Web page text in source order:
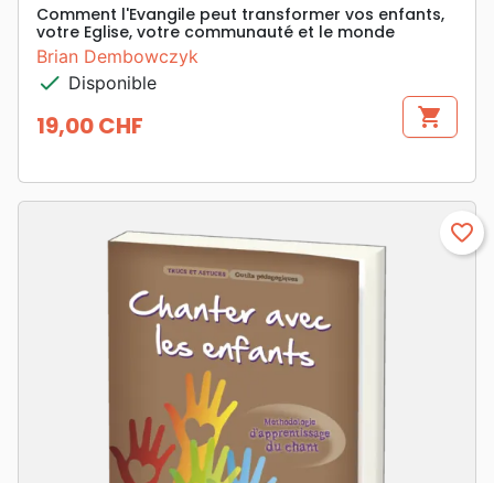
Comment l'Evangile peut transformer vos enfants,
votre Eglise, votre communauté et le monde
Brian Dembowczyk
check Disponible
Prix
19,00 CHF shopping_cart
favorite_border